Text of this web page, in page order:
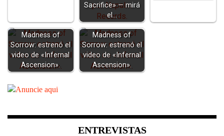
Sacrifice» — mirá
el…
Madness of
Sorrow: estrenó el
video de «Infernal
Ascension».
Madness of
Sorrow: estrenó el
video de «Infernal
Ascension».
ENTREVISTAS